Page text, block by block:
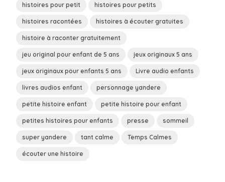
histoires pour petit histoires pour petits
histoires racontées histoires à écouter gratuites
histoire à raconter gratuitement
jeu original pour enfant de 5 ans jeux originaux 5 ans
jeux originaux pour enfants 5 ans Livre audio enfants
livres audios enfant personnage yandere
petite histoire enfant petite histoire pour enfant
petites histoires pour enfants presse sommeil
super yandere tant calme Temps Calmes
écouter une histoire